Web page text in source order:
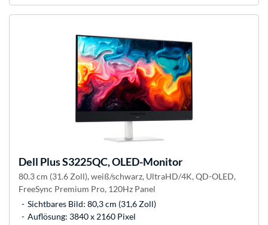
Dell Plus S3225QC, OLED-Monitor
80.3 cm (31.6 Zoll), weiß/schwarz, UltraHD/4K, QD-OLED,
FreeSync Premium Pro, 120Hz Panel
Sichtbares Bild: 80,3 cm (31,6 Zoll)
Auflösung: 3840 x 2160 Pixel